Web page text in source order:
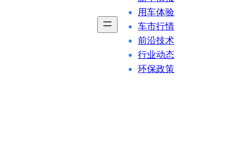
用车体验
车市行情
前沿技术
行业动态
环保政策